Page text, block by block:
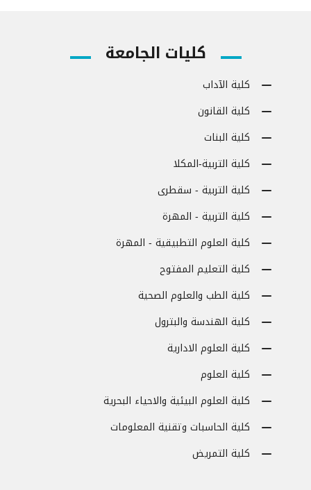
كليات الجامعة
كلية الآداب
كلية القانون
كلية البنات
كلية التربية-المكلا
كلية التربية - سقطرى
كلية التربية - المهرة
كلية العلوم التطبيقية - المهرة
كلية التعليم المفتوح
كلية الطب والعلوم الصحية
كلية الهندسة والبترول
كلية العلوم الادارية
كلية العلوم
كلية العلوم البيئية والاحياء البحرية
كلية الحاسبات وتقنية المعلومات
كلية التمريض